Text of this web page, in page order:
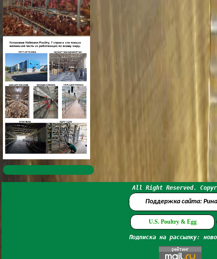
All Right Reserved.
Поддержка сайта:
U.S. Poultry & Egg
Подписка на рассылку: